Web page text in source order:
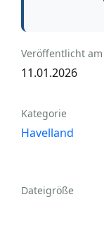
Veröffentlicht am
11.01.2026
Kategorie
Havelland
Dateigröße